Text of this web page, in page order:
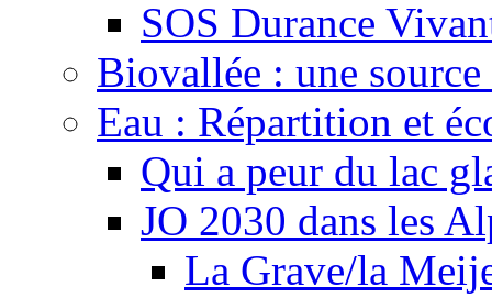
SOS Durance
Biovallée : une
Eau : Répartition et
Qui a peur du lac
JO 2030 dans les
La Grave/la